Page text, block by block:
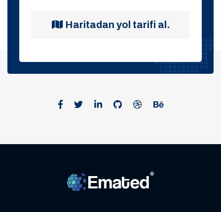
Haritadan yol tarifi al.